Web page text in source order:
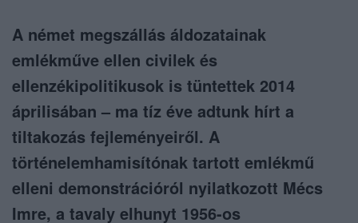
A német megszállás áldozatainak
emlékműve ellen civilek és
ellenzékipolitikusok is tüntettek 2014
áprilisában – ma tíz éve adtunk hírt a
tiltakozás fejleményeiről. A
történelemhamisítónak tartott emlékmű
elleni demonstrációról nyilatkozott Mécs
Imre, a tavaly elhunyt 1956-os